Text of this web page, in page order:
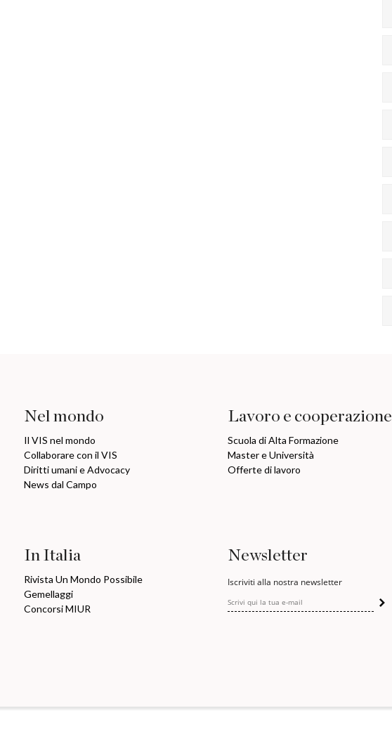
Nel mondo
Il VIS nel mondo
Collaborare con il VIS
Diritti umani e Advocacy
News dal Campo
Lavoro e cooperazione
Scuola di Alta Formazione
Master e Università
Offerte di lavoro
In Italia
Rivista Un Mondo Possibile
Gemellaggi
Concorsi MIUR
Newsletter
Iscriviti alla nostra newsletter